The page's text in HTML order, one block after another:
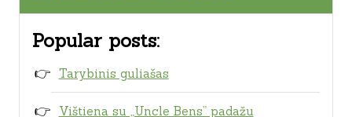
Popular posts:
Tarybinis guliašas
Vištiena su „Uncle Bens” padažu